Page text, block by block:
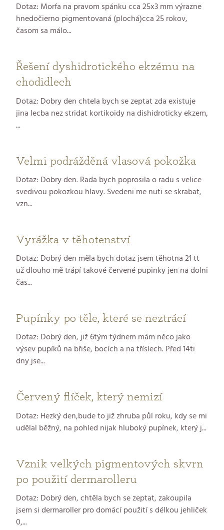
Dotaz: Morfa na pravom spánku cca 25x3 mm výrazne
hnedočierno pigmentovaná (plochá)cca 25 rokov,
časom sa málo...
Řešení dyshidrotického ekzému na
chodidlech
Dotaz: Dobry den chtela bych se zeptat zda existuje
jina lecba nez stridat kortikoidy na dishidroticky ekzem,
...
Velmi podrážděná vlasová pokožka
Dotaz: Dobry den. Rada bych poprosila o radu s velice
svedivou pokozkou hlavy. Svedeni me nuti se skrabat,
vzn...
Vyrážka v těhotenství
Dotaz: Dobrý den měla bych dotaz jsem těhotna 21 tt
už dlouho mě trápí takové červené pupinky jen na dolni
čas...
Pupínky po těle, které se neztrácí
Dotaz: Dobrý den, již 6tým týdnem mám něco jako
výsev pupíků na břiše, bocích a na tříslech. Před 14ti
dny jse...
Červený flíček, který nemizí
Dotaz: Hezký den,bude to již zhruba půl roku, kdy se mi
udělal běžný, na pohled nijak hluboký pupínek, který j...
Vznik velkých pigmentových skvrn
po použití dermarolleru
Dotaz: Dobrý den, chtěla bych se zeptat, zakoupila
jsem si dermaroller pro domácí použití s délkou jehliček
0,...